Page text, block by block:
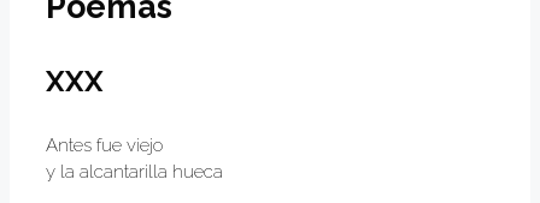
XXX
Antes fue viejo
y la alcantarilla hueca